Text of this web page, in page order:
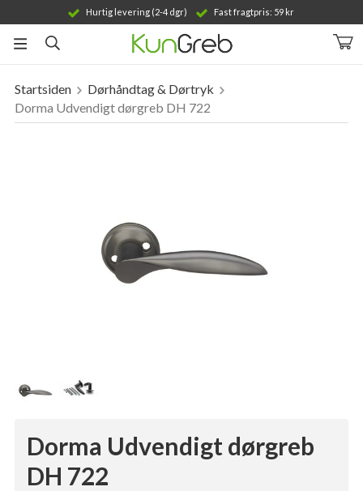
Hurtig levering (2-4 dgr) Fast fragtpris: 59 kr
Produktet er blevet tilføjet til din indkøbskurv
Startsiden
Dørhåndtag & Dørtryk
Dorma Udvendigt dørgreb DH 722
Dorma Udvendigt dørgreb
DH 722